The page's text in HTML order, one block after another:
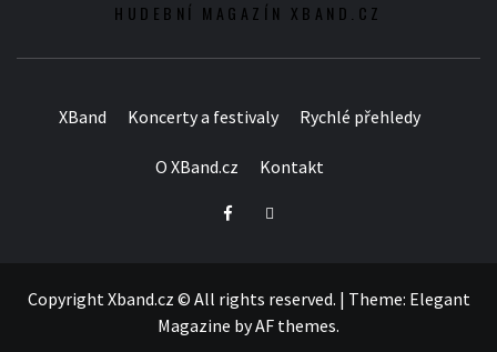
HUDEBNÍ MAGAZÍN XBAND.CZ
XBand Koncerty a festivaly Rychlé přehledy
O XBand.cz Kontakt
FacebookTwitter
Copyright Xband.cz © All rights reserved. | Theme: Elegant
Magazine byAF themes.